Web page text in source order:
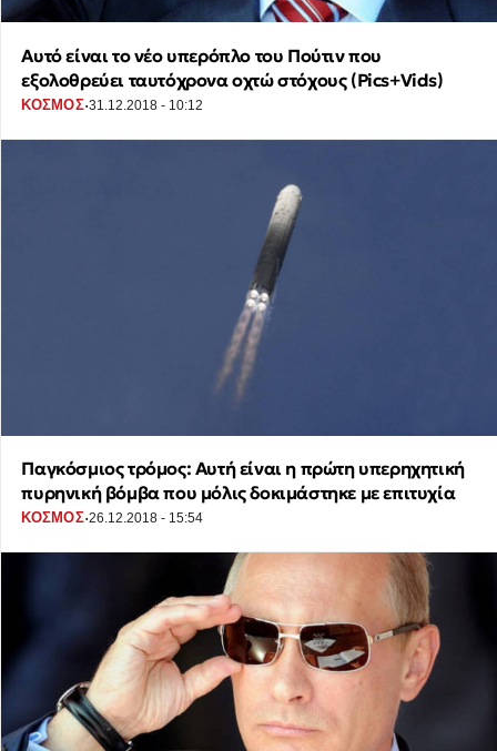
Αυτό είναι το νέο υπερόπλο του Πούτιν που
εξολοθρεύει ταυτόχρονα οχτώ στόχους (Pics+Vids)
ΚΟΣΜΟΣ·31.12.2018 - 10:12
Παγκόσμιος τρόμος: Αυτή είναι η πρώτη υπερηχητική
πυρηνική βόμβα που μόλις δοκιμάστηκε με επιτυχία
ΚΟΣΜΟΣ·26.12.2018 - 15:54